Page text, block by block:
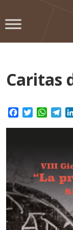
to
Caritas
Facebook
Twitter